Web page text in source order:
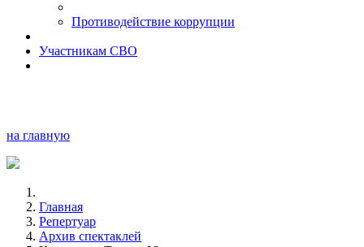
Противодействие коррупции
Участникам СВО
на главную
Главная
Репертуар
Архив спектаклей